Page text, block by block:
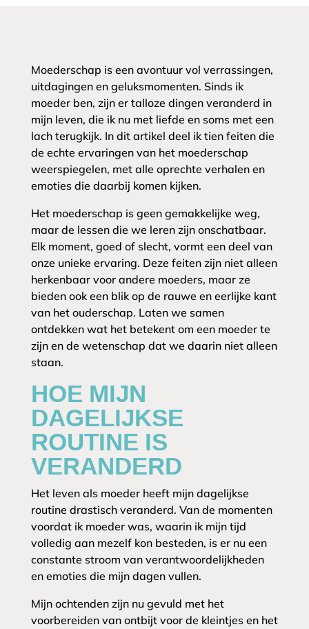
Moederschap is een avontuur vol verrassingen,
uitdagingen en geluksmomenten. Sinds ik
moeder ben, zijn er talloze dingen veranderd in
mijn leven, die ik nu met liefde en soms met een
lach terugkijk. In dit artikel deel ik tien feiten die
de echte ervaringen van het moederschap
weerspiegelen, met alle oprechte verhalen en
emoties die daarbij komen kijken.
Het moederschap is geen gemakkelijke weg,
maar de lessen die we leren zijn onschatbaar.
Elk moment, goed of slecht, vormt een deel van
onze unieke ervaring. Deze feiten zijn niet alleen
herkenbaar voor andere moeders, maar ze
bieden ook een blik op de rauwe en eerlijke kant
van het ouderschap. Laten we samen
ontdekken wat het betekent om een moeder te
zijn en de wetenschap dat we daarin niet alleen
staan.
HOE MIJN
DAGELIJKSE
ROUTINE IS
VERANDERD
Het leven als moeder heeft mijn dagelijkse
routine drastisch veranderd. Van de momenten
voordat ik moeder was, waarin ik mijn tijd
volledig aan mezelf kon besteden, is er nu een
constante stroom van verantwoordelijkheden
en emoties die mijn dagen vullen.
Mijn ochtenden zijn nu gevuld met het
voorbereiden van ontbijt voor de kleintjes en het